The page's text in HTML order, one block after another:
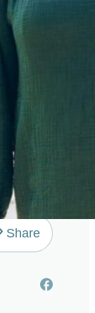
Share